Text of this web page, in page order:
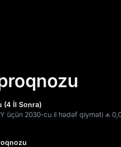
(4 İl Sonra)
üçün 2030-cu il hədəf qiyməti ₼